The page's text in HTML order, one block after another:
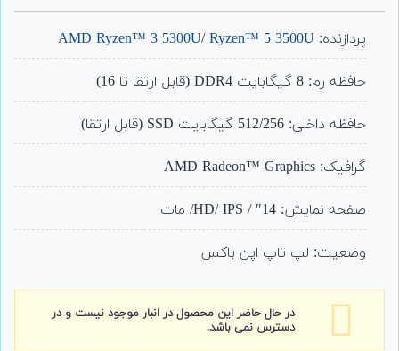
امتیاز
مشتری
پردازنده: AMD Ryzen™ 3 5300U/Ryzen™ 5 3500U
حافظه رم: 8 گیگابایت DDR4 (قابل ارتقا تا 16)
حافظه داخلی: 512/256 گیگابایت SSD (قابل ارتقا)
گرافیک: AMD Radeon™ Graphics
صفحه نمایش: 14″ / HD/ IPS/ مات
وضعیت: لپ تاپ اپن باکس
در حال حاضر این محصول در انبار موجود نیست و در
دسترس نمی باشد.